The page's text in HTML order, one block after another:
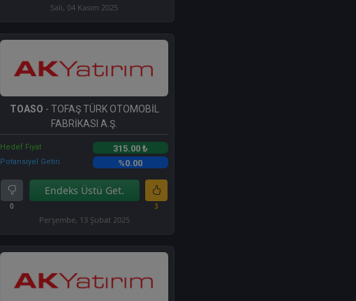
Salı, 04 Kasım 2025
TOASO - TOFAŞ TÜRK OTOMOBİL
FABRİKASI A.Ş.
Hedef Fiyat 315.00 ₺
Potansiyel Getiri %0.00
0
Endeks Üstü Get.
3
Perşembe, 13 Şubat 2025